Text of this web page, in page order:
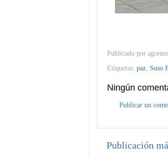
Publicado por
Etiquetas: paz Suso
Ningún
Publicar un
Publicación